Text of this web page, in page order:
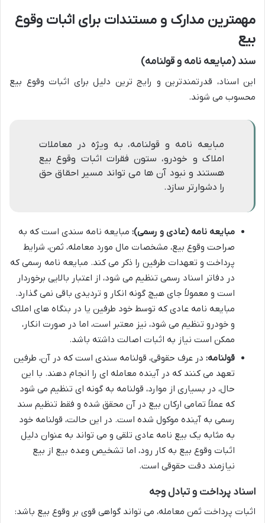
مهمترین مدارک و مستندات برای اثبات وقوع
بیع
سند (مبایعه نامه و قولنامه)
این اسناد، قدرتمندترین و رایج ترین دلیل برای اثبات وقوع بیع
محسوب می شوند.
مبایعه نامه و قولنامه، به ویژه در معاملات
املاک و خودرو، ستون فقرات اثبات وقوع بیع
هستند و نبود آن ها می تواند مسیر احقاق حق
را دشوارتر سازد.
مبایعه نامه (عادی و رسمی): مبایعه نامه سندی است که به
صراحت وقوع بیع، مشخصات مال مورد معامله، ثمن، شرایط
پرداخت و تعهدات طرفین را ذکر می کند. مبایعه نامه رسمی که
در دفاتر اسناد رسمی تنظیم می شود، از اعتبار بالایی برخوردار
است و معمولاً جای هیچ گونه انکار و تردیدی باقی نمی گذارد.
مبایعه نامه عادی که توسط خود طرفین یا در بنگاه های املاک
و خودرو تنظیم می شود، نیز معتبر است، اما در صورت انکار،
ممکن است نیاز به اثبات اصالت داشته باشد.
قولنامه: در عرف حقوقی، قولنامه سندی است که در آن، طرفین
تعهد می کنند که در آینده معامله ای را انجام دهند. با این
حال، در بسیاری از موارد، قولنامه به گونه ای تنظیم می شود
که عملاً تمامی ارکان بیع در آن محقق شده و فقط تنظیم سند
رسمی به آینده موکول شده است. در این حالت، قولنامه خود
به مثابه یک بیع نامه عادی تلقی و می تواند به عنوان دلیل
اثبات وقوع بیع به کار رود، اما تشخیص وعده بیع از بیع
نیازمند دقت حقوقی است.
اسناد پرداخت و تبادل وجه
اثبات پرداخت ثمن معامله، می تواند گواهی قوی بر وقوع بیع باشد: